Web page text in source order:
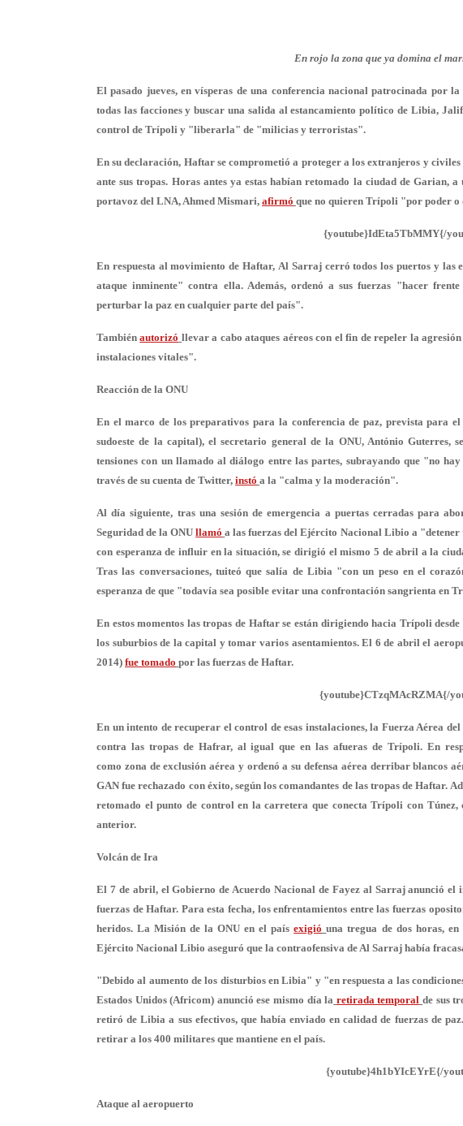
En rojo la zona que ya domina el
El pasado jueves, en vísperas de una conferencia nacional patrocinada por
todas las facciones y buscar una salida al estancamiento político de Libia,
control de Trípoli y "liberarla" de "milicias y terroristas".
En su declaración, Haftar se comprometió a proteger a los extranjeros y
ante sus tropas. Horas antes ya estas habían retomado la ciudad de Garian,
portavoz del LNA, Ahmed Mismari, afirmó que no quieren Trípoli "por poder
{youtube}IdEta5TbMMY{/
En respuesta al movimiento de Haftar, Al Sarraj cerró todos los puertos y
ataque inminente" contra ella. Además, ordenó a sus fuerzas "hacer
perturbar la paz en cualquier parte del país".
Tambiénautorizó llevar a cabo ataques aéreos con el fin de repeler la
instalaciones vitales".
Reacción de la ONU
En el marco de los preparativos para la conferencia de paz, prevista para
sudoeste de la capital), el secretario general de la ONU, António Guterres,
tensiones con un llamado al diálogo entre las partes, subrayando que "no
través de su cuenta de Twitter, instó a la "calma y la moderación".
Al día siguiente, tras una sesión de emergencia a puertas cerradas para
Seguridad de la ONUllamó a las fuerzas del Ejército Nacional Libio a
con esperanza de influir en la situación, se dirigió el mismo 5 de abril a la
Tras las conversaciones, tuiteó que salía de Libia "con un peso en el
esperanza de que "todavía sea posible evitar una confrontación sangrienta en
En estos momentos las tropas de Haftar se están dirigiendo hacia Trípoli
los suburbios de la capital y tomar varios asentamientos. El 6 de abril el
2014) fue tomado por las fuerzas de Haftar.
{youtube}CTzqMAcRZMA{/
En un intento de recuperar el control de esas instalaciones, la Fuerza Aérea
contra las tropas de Hafrar, al igual que en las afueras de Trípoli. En
como zona de exclusión aérea y ordenó a su defensa aérea derribar blancos
GAN fue rechazado con éxito, según los comandantes de las tropas de Haftar.
retomado el punto de control en la carretera que conecta Trípoli con
anterior.
Volcán de Ira
El 7 de abril, el Gobierno de Acuerdo Nacional de Fayez al Sarraj anunció
fuerzas de Haftar. Para esta fecha, los enfrentamientos entre las fuerzas
heridos. La Misión de la ONU en el paísexigió una tregua de dos horas,
Ejército Nacional Libio aseguró que la contraofensiva de Al Sarraj había
"Debido al aumento de los disturbios en Libia" y "en respuesta a las
Estados Unidos (Africom) anunció ese mismo día la retirada temporal de sus
retiró de Libia a sus efectivos, que había enviado en calidad de fuerzas de
retirar a los 400 militares que mantiene en el país.
{youtube}4h1bYIcEYrE{/
Ataque al aeropuerto